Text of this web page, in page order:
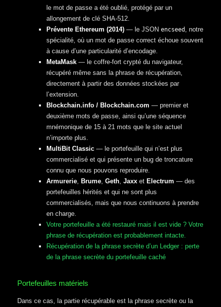
le mot de passe a été oublié, protégé par un
allongement de clé SHA-512.
Prévente Ethereum (2014)— le JSON encseed , notre
spécialité, où un mot de passe correct échoue souvent
à cause d’une particularité d’encodage.
MetaMask— le coffre-fort crypté du navigateur,
récupéré même sans la phrase de récupération,
directement à partir des données stockées par
l’extension.
Blockchain.info / Blockchain.com — premier et
deuxième mots de passe, ainsi qu’une séquence
mnémonique de 15 à 21 mots que le site actuel
n’importe plus.
MultiBit Classic— le portefeuille qui n’est plus
commercialisé et qui présente un bug de troncature
connu que nous pouvons reproduire.
Armurerie, Brume, Geth, Jaxxet Electrum — des
portefeuilles hérités et qui ne sont plus
commercialisés, mais que nous continuons à prendre
en charge.
Votre portefeuille a été restauré mais il est vide ? Votre
phrase de récupération est probablement intacte.
Récupération de la phrase secrète d’un Ledger : perte
de la phrase secrète du portefeuille caché
Portefeuilles matériels
Dans ce cas, la partie récupérable est la phrase secrète ou la